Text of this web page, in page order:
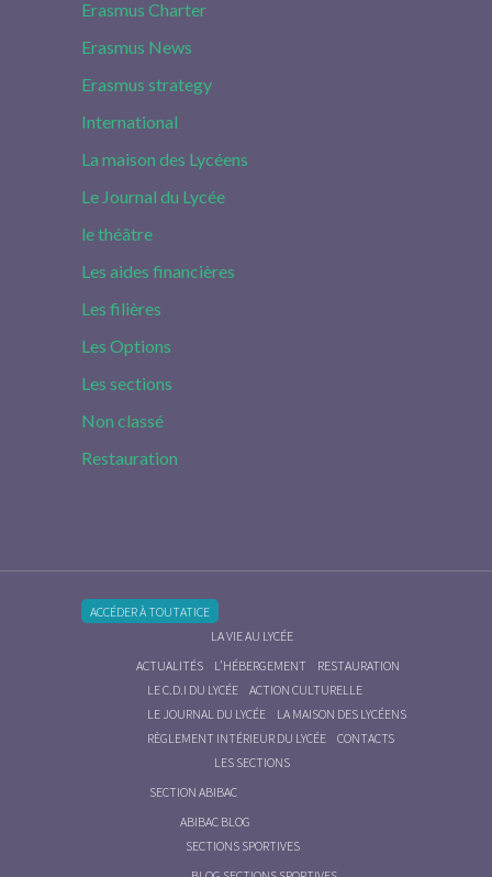
Erasmus Charter
Erasmus News
Erasmus strategy
International
La maison des Lycéens
Le Journal du Lycée
le théâtre
Les aides financières
Les filières
Les Options
Les sections
Non classé
Restauration
ACCÉDER À TOUTATICE
LA VIE AU LYCÉE
ACTUALITÉS
L’HÉBERGEMENT
RESTAURATION
LE C.D.I DU LYCÉE
ACTION CULTURELLE
LE JOURNAL DU LYCÉE
LA MAISON DES LYCÉENS
RÈGLEMENT INTÉRIEUR DU LYCÉE
CONTACTS
LES SECTIONS
SECTION ABIBAC
ABIBAC BLOG
SECTIONS SPORTIVES